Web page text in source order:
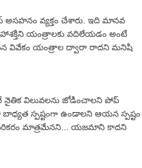
వ్యక్తం చేశారు. ఇది మానవ
యంత్రాలకు వదిలేయడం అంటే
వివేకం యంత్రాల ద్వారా రాదని మనిషి
నైతిక విలువలను జోడించాలని పోప్
స్పష్టంగా ఉండాలని ఆయన స్పష్టం
మాత్రమేనని… యజమాని కాదని